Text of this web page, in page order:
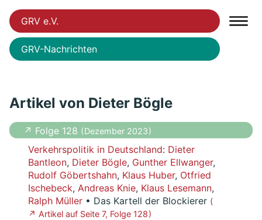
GRV e.V.
GRV-Nachrichten
Artikel von Dieter Bögle
↗ Folge 128 ( Dezember 2023 )
Verkehrspolitik in Deutschland: Dieter
Bantleon, Dieter Bögle, Gunther Ellwanger,
Rudolf Göbertshahn, Klaus Huber, Otfried
Ischebeck, Andreas Knie, Klaus Lesemann,
Ralph Müller • Das Kartell der Blockierer (
↗ Artikel auf Seite 7, Folge 128 )